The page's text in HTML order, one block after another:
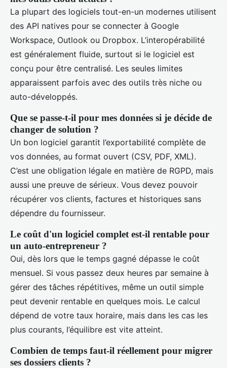
La plupart des logiciels tout-en-un modernes utilisent
des API natives pour se connecter à Google
Workspace, Outlook ou Dropbox. L’interopérabilité
est généralement fluide, surtout si le logiciel est
conçu pour être centralisé. Les seules limites
apparaissent parfois avec des outils très niche ou
auto-développés.
Que se passe-t-il pour mes données si je décide de
changer de solution ?
Un bon logiciel garantit l’exportabilité complète de
vos données, au format ouvert (CSV, PDF, XML).
C’est une obligation légale en matière de RGPD, mais
aussi une preuve de sérieux. Vous devez pouvoir
récupérer vos clients, factures et historiques sans
dépendre du fournisseur.
Le coût d'un logiciel complet est-il rentable pour
un auto-entrepreneur ?
Oui, dès lors que le temps gagné dépasse le coût
mensuel. Si vous passez deux heures par semaine à
gérer des tâches répétitives, même un outil simple
peut devenir rentable en quelques mois. Le calcul
dépend de votre taux horaire, mais dans les cas les
plus courants, l’équilibre est vite atteint.
Combien de temps faut-il réellement pour migrer
ses dossiers clients ?